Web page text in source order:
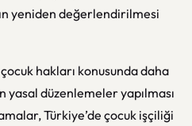
yeniden değerlendirilmesi
hakları konusunda daha
düzenlemeler yapılması
Türkiye’de çocuk işçiliği